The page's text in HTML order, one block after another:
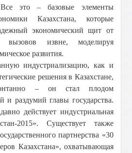
Все это – базовые элементы
Казахстана, которые
экономический щит от
вызовов извне, моделируя
развития.
индустриализацию, как и
решения в Казахстане,
– он стал плодом
и раздумий главы государства.
действует индустриальная
2015». Существует также
партнерства «30
Казахстана», охватывающая